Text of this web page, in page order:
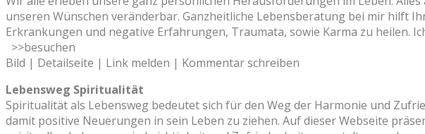
unseren Wünschen veränderbar. Ganzheitliche Lebensberatung bei mir hilft
Erkrankungen und negative Erfahrungen, Traumata, sowie Karma zu heilen.
>>besuchen
Bild | Detailseite | Link melden | Kommentar schreiben
Lebensweg Spiritualität
Spiritualität als Lebensweg bedeutet sich für den Weg der Harmonie und
damit positive Neuerungen in sein Leben zu ziehen. Auf dieser Webseite